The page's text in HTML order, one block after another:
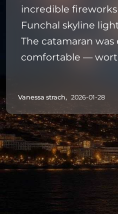
incredible
Funchal skyline
The catamaran
comfortable —
Vanessa strach, 2026-01-28